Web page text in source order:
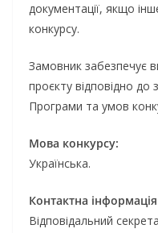
документації, якщо
конкурсу.
Замовник забезпечує
проєкту відповідно до
Програми та умов
Мова конкурсу:
Українська.
Контактна
Відповідальний